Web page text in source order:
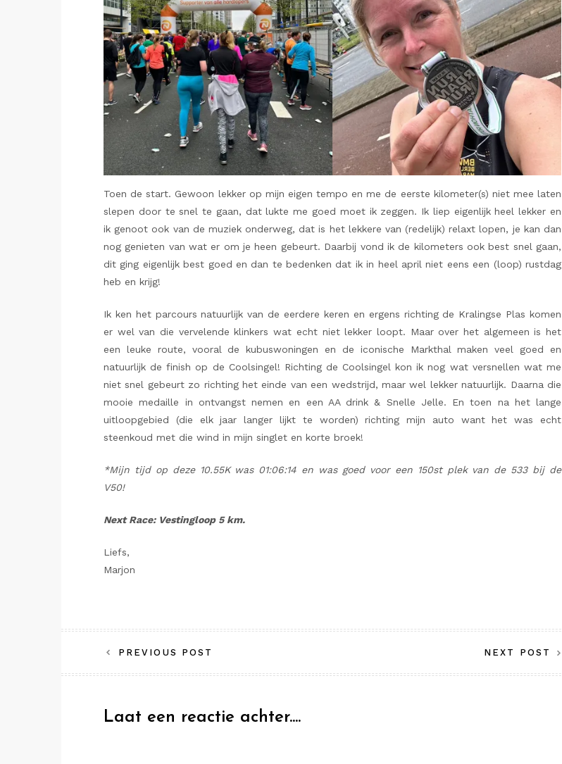
Toen de start. Gewoon lekker op mijn eigen tempo en me de eerste kilometer(s) niet mee laten
slepen door te snel te gaan, dat lukte me goed moet ik zeggen. Ik liep eigenlijk heel lekker en
ik genoot ook van de muziek onderweg, dat is het lekkere van (redelijk) relaxt lopen, je kan dan
nog genieten van wat er om je heen gebeurt. Daarbij vond ik de kilometers ook best snel gaan,
dit ging eigenlijk best goed en dan te bedenken dat ik in heel april niet eens een (loop) rustdag
heb en krijg!
Ik ken het parcours natuurlijk van de eerdere keren en ergens richting de Kralingse Plas komen
er wel van die vervelende klinkers wat echt niet lekker loopt. Maar over het algemeen is het
een leuke route, vooral de kubuswoningen en de iconische Markthal maken veel goed en
natuurlijk de finish op de Coolsingel! Richting de Coolsingel kon ik nog wat versnellen wat me
niet snel gebeurt zo richting het einde van een wedstrijd, maar wel lekker natuurlijk. Daarna die
mooie medaille in ontvangst nemen en een AA drink & Snelle Jelle. En toen na het lange
uitloopgebied (die elk jaar langer lijkt te worden) richting mijn auto want het was echt
steenkoud met die wind in mijn singlet en korte broek!
*Mijn tijd op deze 10.55K was 01:06:14 en was goed voor een 150st plek van de 533 bij de
V50!
Next Race: Vestingloop 5 km.
Liefs,
Marjon
Bericht
navigatie
PREVIOUS POST NEXT POST
Laat een reactie achter....